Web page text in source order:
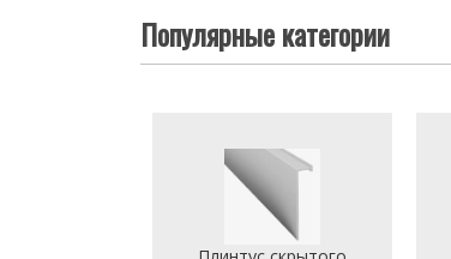
Популярные категории